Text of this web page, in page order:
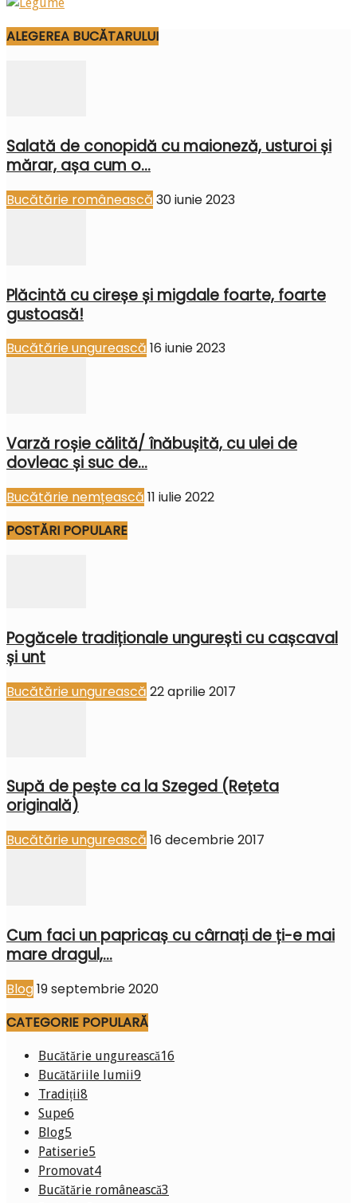
ALEGEREA BUCĂTARULUI
Salată de conopidă cu maioneză, usturoi și
mărar, așa cum o...
Bucătărie românească 30 iunie 2023
Plăcintă cu cireșe și migdale foarte, foarte
gustoasă!
Bucătărie ungurească 16 iunie 2023
Varză roșie călită/ înăbușită, cu ulei de
dovleac și suc de...
Bucătărie nemțească 11 iulie 2022
POSTĂRI POPULARE
Pogăcele tradiționale ungurești cu cașcaval
și unt
Bucătărie ungurească 22 aprilie 2017
Supă de pește ca la Szeged (Rețeta
originală)
Bucătărie ungurească 16 decembrie 2017
Cum faci un papricaș cu cârnați de ți-e mai
mare dragul,...
Blog19 septembrie 2020
CATEGORIE POPULARĂ
Bucătărie ungurească16
Bucătăriile lumii9
Tradiții8
Supe6
Blog5
Patiserie5
Promovat4
Bucătărie românească3